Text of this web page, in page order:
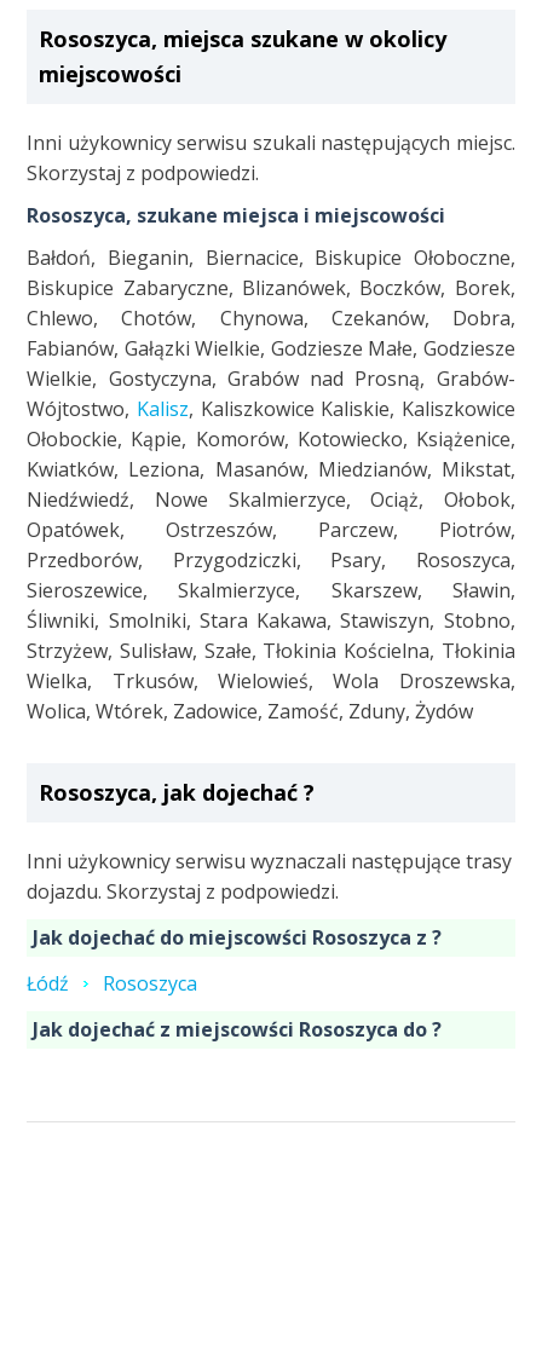
Rososzyca, miejsca szukane w okolicy
miejscowości
Inni użykownicy serwisu szukali następujących miejsc.
Skorzystaj z podpowiedzi.
Rososzyca, szukane miejsca i miejscowości
Bałdoń, Bieganin, Biernacice, Biskupice Ołoboczne,
Biskupice Zabaryczne, Blizanówek, Boczków, Borek,
Chlewo, Chotów, Chynowa, Czekanów, Dobra,
Fabianów, Gałązki Wielkie, Godziesze Małe, Godziesze
Wielkie, Gostyczyna, Grabów nad Prosną, Grabów-
Wójtostwo, Kalisz, Kaliszkowice Kaliskie, Kaliszkowice
Ołobockie, Kąpie, Komorów, Kotowiecko, Książenice,
Kwiatków, Leziona, Masanów, Miedzianów, Mikstat,
Niedźwiedź, Nowe Skalmierzyce, Ociąż, Ołobok,
Opatówek, Ostrzeszów, Parczew, Piotrów,
Przedborów, Przygodziczki, Psary, Rososzyca,
Sieroszewice, Skalmierzyce, Skarszew, Sławin,
Śliwniki, Smolniki, Stara Kakawa, Stawiszyn, Stobno,
Strzyżew, Sulisław, Szałe, Tłokinia Kościelna, Tłokinia
Wielka, Trkusów, Wielowieś, Wola Droszewska,
Wolica, Wtórek, Zadowice, Zamość, Zduny, Żydów
Rososzyca, jak dojechać ?
Inni użykownicy serwisu wyznaczali następujące trasy
dojazdu. Skorzystaj z podpowiedzi.
Jak dojechać do miejscowści Rososzyca z ?
Łódź
Rososzyca
Jak dojechać z miejscowści Rososzyca do ?